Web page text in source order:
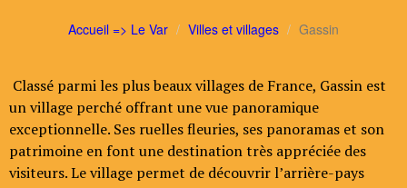
Accueil => Le Var Villes et villages Gassin
Classé parmi les plus beaux villages de France, Gassin est
un village perché offrant une vue panoramique
exceptionnelle. Ses ruelles fleuries, ses panoramas et son
patrimoine en font une destination très appréciée des
visiteurs. Le village permet de découvrir l’arrière-pays